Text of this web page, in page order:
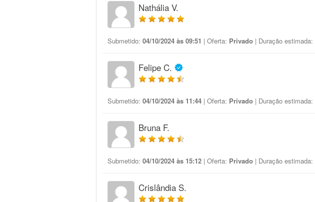
Nathália V.
Submetido: 04/10/2024 às 09:51 | Oferta: Privado | Duração estimada:
Felipe C.
Submetido: 04/10/2024 às 11:44 | Oferta: Privado | Duração estimada:
Bruna F.
Submetido: 04/10/2024 às 15:12 | Oferta: Privado | Duração estimada:
Crislândia S.